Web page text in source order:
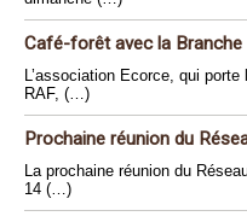
Café-forêt avec la
L’association Ecorce, qui
RAF, (…)
Prochaine réunion du
La prochaine réunion du
14 (…)